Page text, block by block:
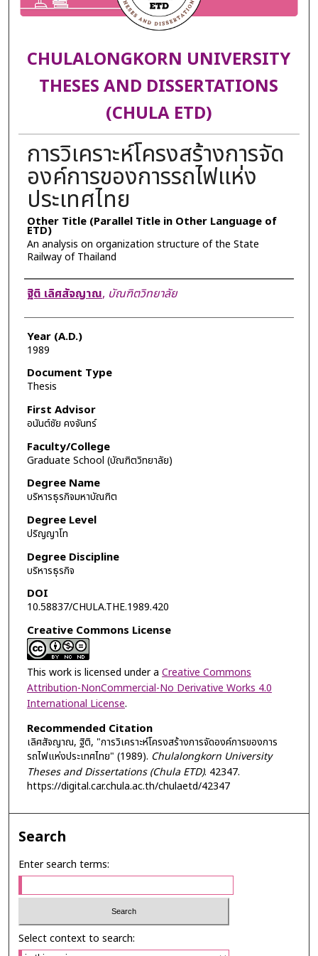
CHULALONGKORN UNIVERSITY
THESES AND DISSERTATIONS
(CHULA ETD)
การวิเคราะห์โครงสร้างการจัด
องค์การของการรถไฟแห่ง
ประเทศไทย
Other Title (Parallel Title in Other Language of
ETD)
An analysis on organization structure of the State
Railway of Thailand
Author
ฐิติ เลิศสัจญาณ, บัณฑิตวิทยาลัย
Year (A.D.)
1989
Document Type
Thesis
First Advisor
อนันต์ชัย คงจันทร์
Faculty/College
Graduate School (บัณฑิตวิทยาลัย)
Degree Name
บริหารธุรกิจมหาบัณฑิต
Degree Level
ปริญญาโท
Degree Discipline
บริหารธุรกิจ
DOI
10.58837/CHULA.THE.1989.420
Creative Commons License
This work is licensed under a Creative Commons
Attribution-NonCommercial-No Derivative Works 4.0
International License.
Recommended Citation
เลิศสัจญาณ, ฐิติ, "การวิเคราะห์โครงสร้างการจัดองค์การของการ
รถไฟแห่งประเทศไทย" (1989). Chulalongkorn University
Theses and Dissertations (Chula ETD). 42347.
https://digital.car.chula.ac.th/chulaetd/42347
Search
Enter search terms:
Select context to search: